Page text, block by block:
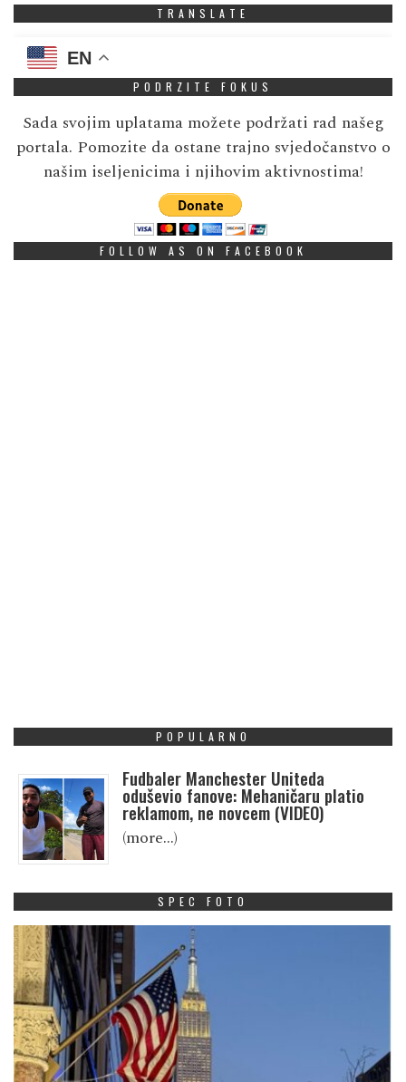
TRANSLATE
EN
PODRZITE FOKUS
Sada svojim uplatama možete podržati rad našeg
portala. Pomozite da ostane trajno svjedočanstvo o
našim iseljenicima i njihovim aktivnostima!
FOLLOW AS ON FACEBOOK
POPULARNO
Fudbaler Manchester Uniteda
oduševio fanove: Mehaničaru platio
reklamom, ne novcem (VIDEO)
(more…)
SPEC FOTO